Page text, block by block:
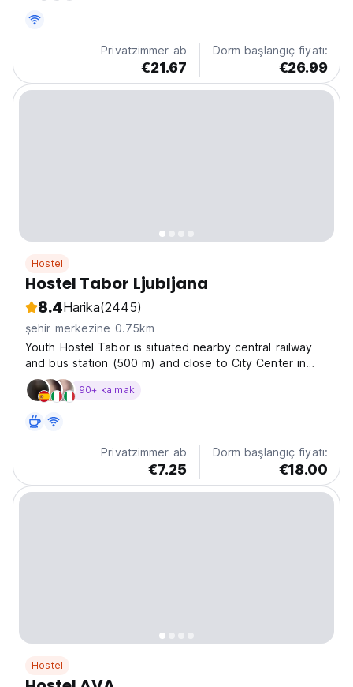
Privatzimmer ab
€21.67
Dorm başlangıç fiyatı:
€26.99
Hostel
Hostel Tabor Ljubljana
8.4Harika(2445)
şehir merkezine 0.75km
Youth Hostel Tabor is situated nearby central railway
and bus station (500 m) and close to City Center in
green area. You can choose different type of rooms
for different prices - 20€ to 40€ (Breakfast is
90+ kalmak
Privatzimmer ab
€7.25
Dorm başlangıç fiyatı:
€18.00
Hostel